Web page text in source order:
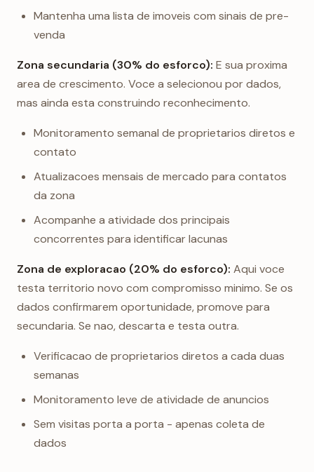
Mantenha uma lista de imoveis com sinais de pre-
venda
Zona secundaria (30% do esforco): E sua proxima
area de crescimento. Voce a selecionou por dados,
mas ainda esta construindo reconhecimento.
Monitoramento semanal de proprietarios diretos e
contato
Atualizacoes mensais de mercado para contatos
da zona
Acompanhe a atividade dos principais
concorrentes para identificar lacunas
Zona de exploracao (20% do esforco): Aqui voce
testa territorio novo com compromisso minimo. Se os
dados confirmarem oportunidade, promove para
secundaria. Se nao, descarta e testa outra.
Verificacao de proprietarios diretos a cada duas
semanas
Monitoramento leve de atividade de anuncios
Sem visitas porta a porta - apenas coleta de
dados